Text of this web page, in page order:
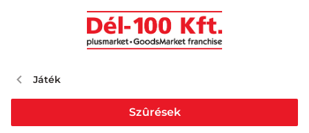
Játék
Szûrések